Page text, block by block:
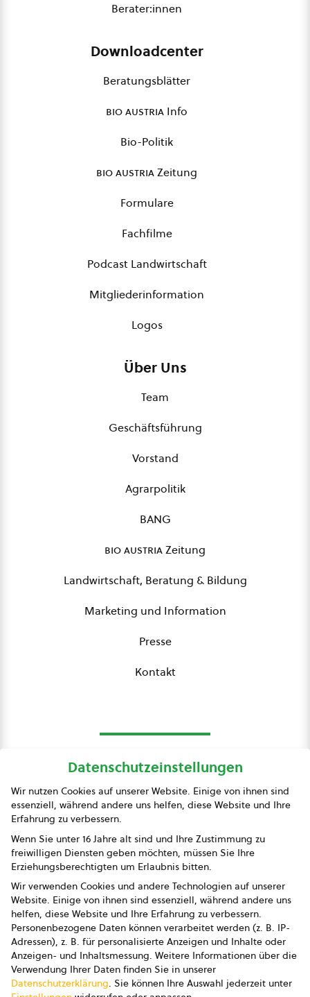
Berater:innen
Downloadcenter
Beratungsblätter
bio austria Info
Bio-Politik
bio austriaZeitung
Formulare
Fachfilme
Podcast Landwirtschaft
Mitgliederinformation
Logos
Über Uns
Team
Geschäftsführung
Vorstand
Agrarpolitik
BANG
bio austriaZeitung
Landwirtschaft, Beratung & Bildung
Marketing und Information
Presse
Kontakt
Presse
Impressum
Datenschutz
AGB
AGB Marketing GmbH
AGB Bildung
Newsletter
Datenschutzeinstellungen
Wir nutzen Cookies auf unserer Website. Einige von ihnen sind
essenziell, während andere uns helfen, diese Website und Ihre
Erfahrung zu verbessern.
Wenn Sie unter 16 Jahre alt sind und Ihre Zustimmung zu
freiwilligen Diensten geben möchten, müssen Sie Ihre
Erziehungsberechtigten um Erlaubnis bitten.
Wir verwenden Cookies und andere Technologien auf unserer
Website. Einige von ihnen sind essenziell, während andere uns
helfen, diese Website und Ihre Erfahrung zu verbessern.
Personenbezogene Daten können verarbeitet werden (z. B. IP-
Adressen), z. B. für personalisierte Anzeigen und Inhalte oder
Anzeigen- und Inhaltsmessung. Weitere Informationen über die
Verwendung Ihrer Daten finden Sie in unserer
Datenschutzerklärung. Sie können Ihre Auswahl jederzeit unter